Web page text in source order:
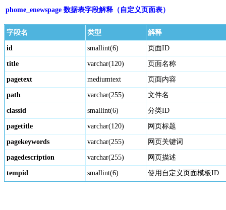
phome_enewspage 数据表字段解释（自定义页面表）
字段名 类型 解释
id smallint(6) 页面ID
title varchar(120) 页面名称
pagetext mediumtext 页面内容
path varchar(255) 文件名
classid smallint(6) 分类ID
pagetitle varchar(120) 网页标题
pagekeywords varchar(255) 网页关键词
pagedescription varchar(255) 网页描述
tempid smallint(6) 使用自定义页面模板ID